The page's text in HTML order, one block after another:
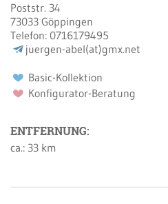
Poststr. 34
73033 Göppingen
Telefon: 0716179495
juergen-abel(at)gmx.net
Basic-Kollektion
Konfigurator-Beratung
ENTFERNUNG:
ca.: 33 km